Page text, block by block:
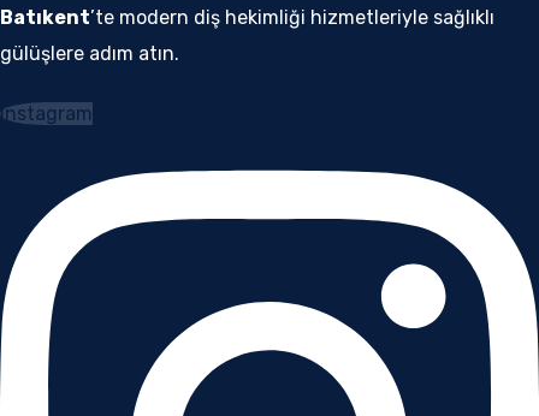
Batıkent’te modern diş hekimliği hizmetleriyle sağlıklı
gülüşlere adım atın.
Instagram